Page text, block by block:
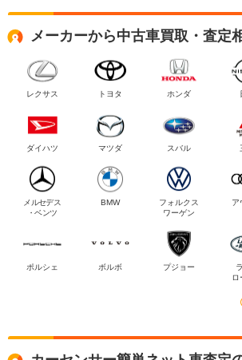
メーカーから中古車買取・査定
レクサス トヨタ ホンダ
ダイハツ マツダ スバル
メルセデス
・ベンツ
BMW
フォルクス
ワーゲン
ア
ポルシェ ボルボ プジョー
ロ